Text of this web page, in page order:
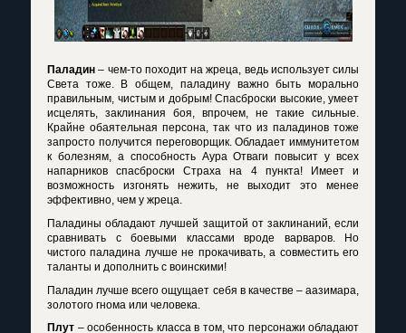
Паладин – чем-то походит на жреца, ведь использует силы
Света тоже. В общем, паладину важно быть морально
правильным, чистым и добрым! Спасброски высокие, умеет
исцелять, заклинания боя, впрочем, не такие сильные.
Крайне обаятельная персона, так что из паладинов тоже
запросто получится переговорщик. Обладает иммунитетом
к болезням, а способность Аура Отваги повысит у всех
напарников спасброски Страха на 4 пункта! Имеет и
возможность изгонять нежить, не выходит это менее
эффективно, чем у жреца.
Паладины обладают лучшей защитой от заклинаний, если
сравнивать с боевыми классами вроде варваров. Но
чистого паладина лучше не прокачивать, а совместить его
таланты и дополнить с воинскими!
Паладин лучше всего ощущает себя в качестве – аазимара,
золотого гнома или человека.
Плут – особенность класса в том, что персонажи обладают